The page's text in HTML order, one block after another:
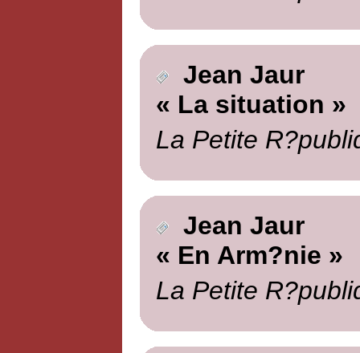
Jean Jaur
« La situation »
La Petite
Jean Jaur
« En Arm?nie »
La Petite